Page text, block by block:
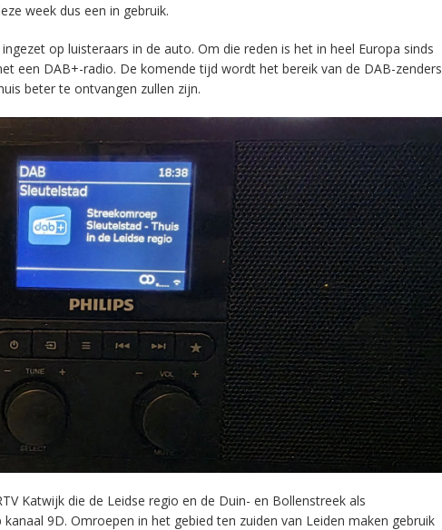
week dus een in gebruik.
op luisteraars in de auto. Om die reden is het in heel Europa sinds
een DAB+-radio. De komende tijd wordt het bereik van de DAB-zenders
beter te ontvangen zullen zijn.
Katwijk die de Leidse regio en de Duin- en Bollenstreek als
9D. Omroepen in het gebied ten zuiden van Leiden maken gebruik